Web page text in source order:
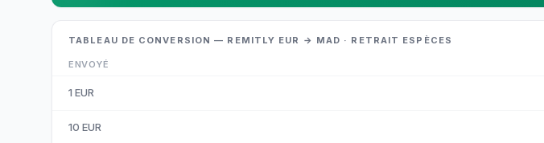
TABLEAU DE CONVERSION — REMITLY EUR → MAD · RETRAIT ESPÈCES
ENVOYÉ
1 EUR
10 EUR